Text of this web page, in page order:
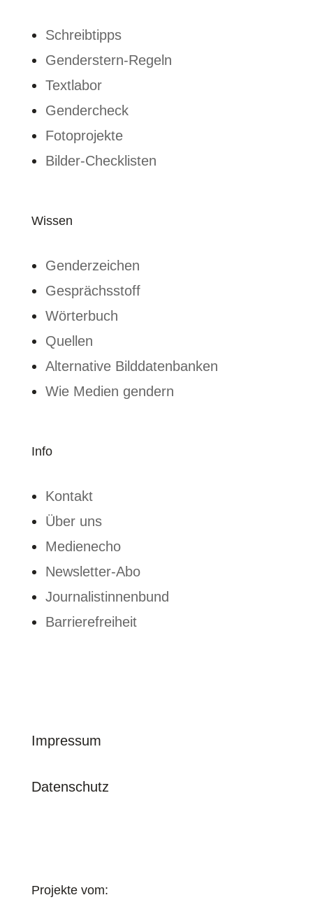
Schreibtipps
Genderstern-Regeln
Textlabor
Gendercheck
Fotoprojekte
Bilder-Checklisten
Wissen
Genderzeichen
Gesprächsstoff
Wörterbuch
Quellen
Alternative Bilddatenbanken
Wie Medien gendern
Info
Kontakt
Über uns
Medienecho
Newsletter-Abo
Journalistinnenbund
Barrierefreiheit
Impressum
Datenschutz
Projekte vom: